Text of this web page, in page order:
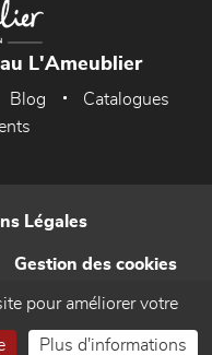
L'Ameublier
Blog
Catalogues
Légales
Gestion des cookies
pour améliorer votre
Plus d'informations